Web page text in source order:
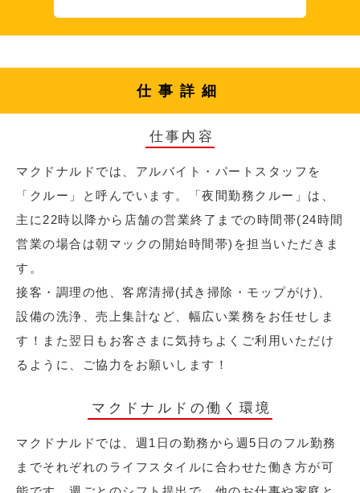
仕事詳細
仕事内容
マクドナルドでは、アルバイト・パートスタッフを
「クルー」と呼んでいます。「夜間勤務クルー」は、
主に22時以降から店舗の営業終了までの時間帯(24時間
営業の場合は朝マックの開始時間帯)を担当いただきま
す。
接客・調理の他、客席清掃(拭き掃除・モップがけ)、
設備の洗浄、売上集計など、幅広い業務をお任せしま
す！また翌日もお客さまに気持ちよくご利用いただけ
るように、ご協力をお願いします！
マクドナルドの働く環境
マクドナルドでは、週1日の勤務から週5日のフル勤務
までそれぞれのライフスタイルに合わせた働き方が可